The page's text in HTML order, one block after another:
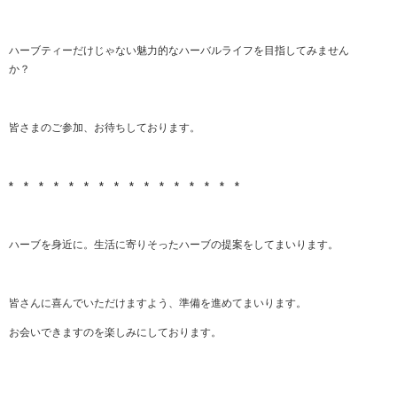
ハーブティーだけじゃない魅力的なハーバルライフを目指してみません
か？
皆さまのご参加、お待ちしております。
* * * * * * * * * * * * * * * *
ハーブを身近に。生活に寄りそったハーブの提案をしてまいります。
皆さんに喜んでいただけますよう、準備を進めてまいります。
お会いできますのを楽しみにしております。